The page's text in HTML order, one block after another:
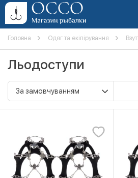
Головна Одяг та екіпірування
Льодоступи